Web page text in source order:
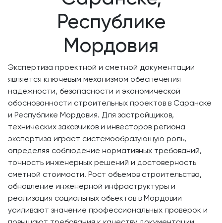
Республике
Мордовия
Экспертиза проектной и сметной документации
является ключевым механизмом обеспечения
надежности, безопасности и экономической
обоснованности строительных проектов в Саранске
и Республике Мордовия. Для застройщиков,
технических заказчиков и инвесторов региона
экспертиза играет системообразующую роль,
определяя соблюдение нормативных требований,
точность инженерных решений и достоверность
сметной стоимости. Рост объемов строительства,
обновление инженерной инфраструктуры и
реализация социальных объектов в Мордовии
усиливают значение профессиональных проверок и